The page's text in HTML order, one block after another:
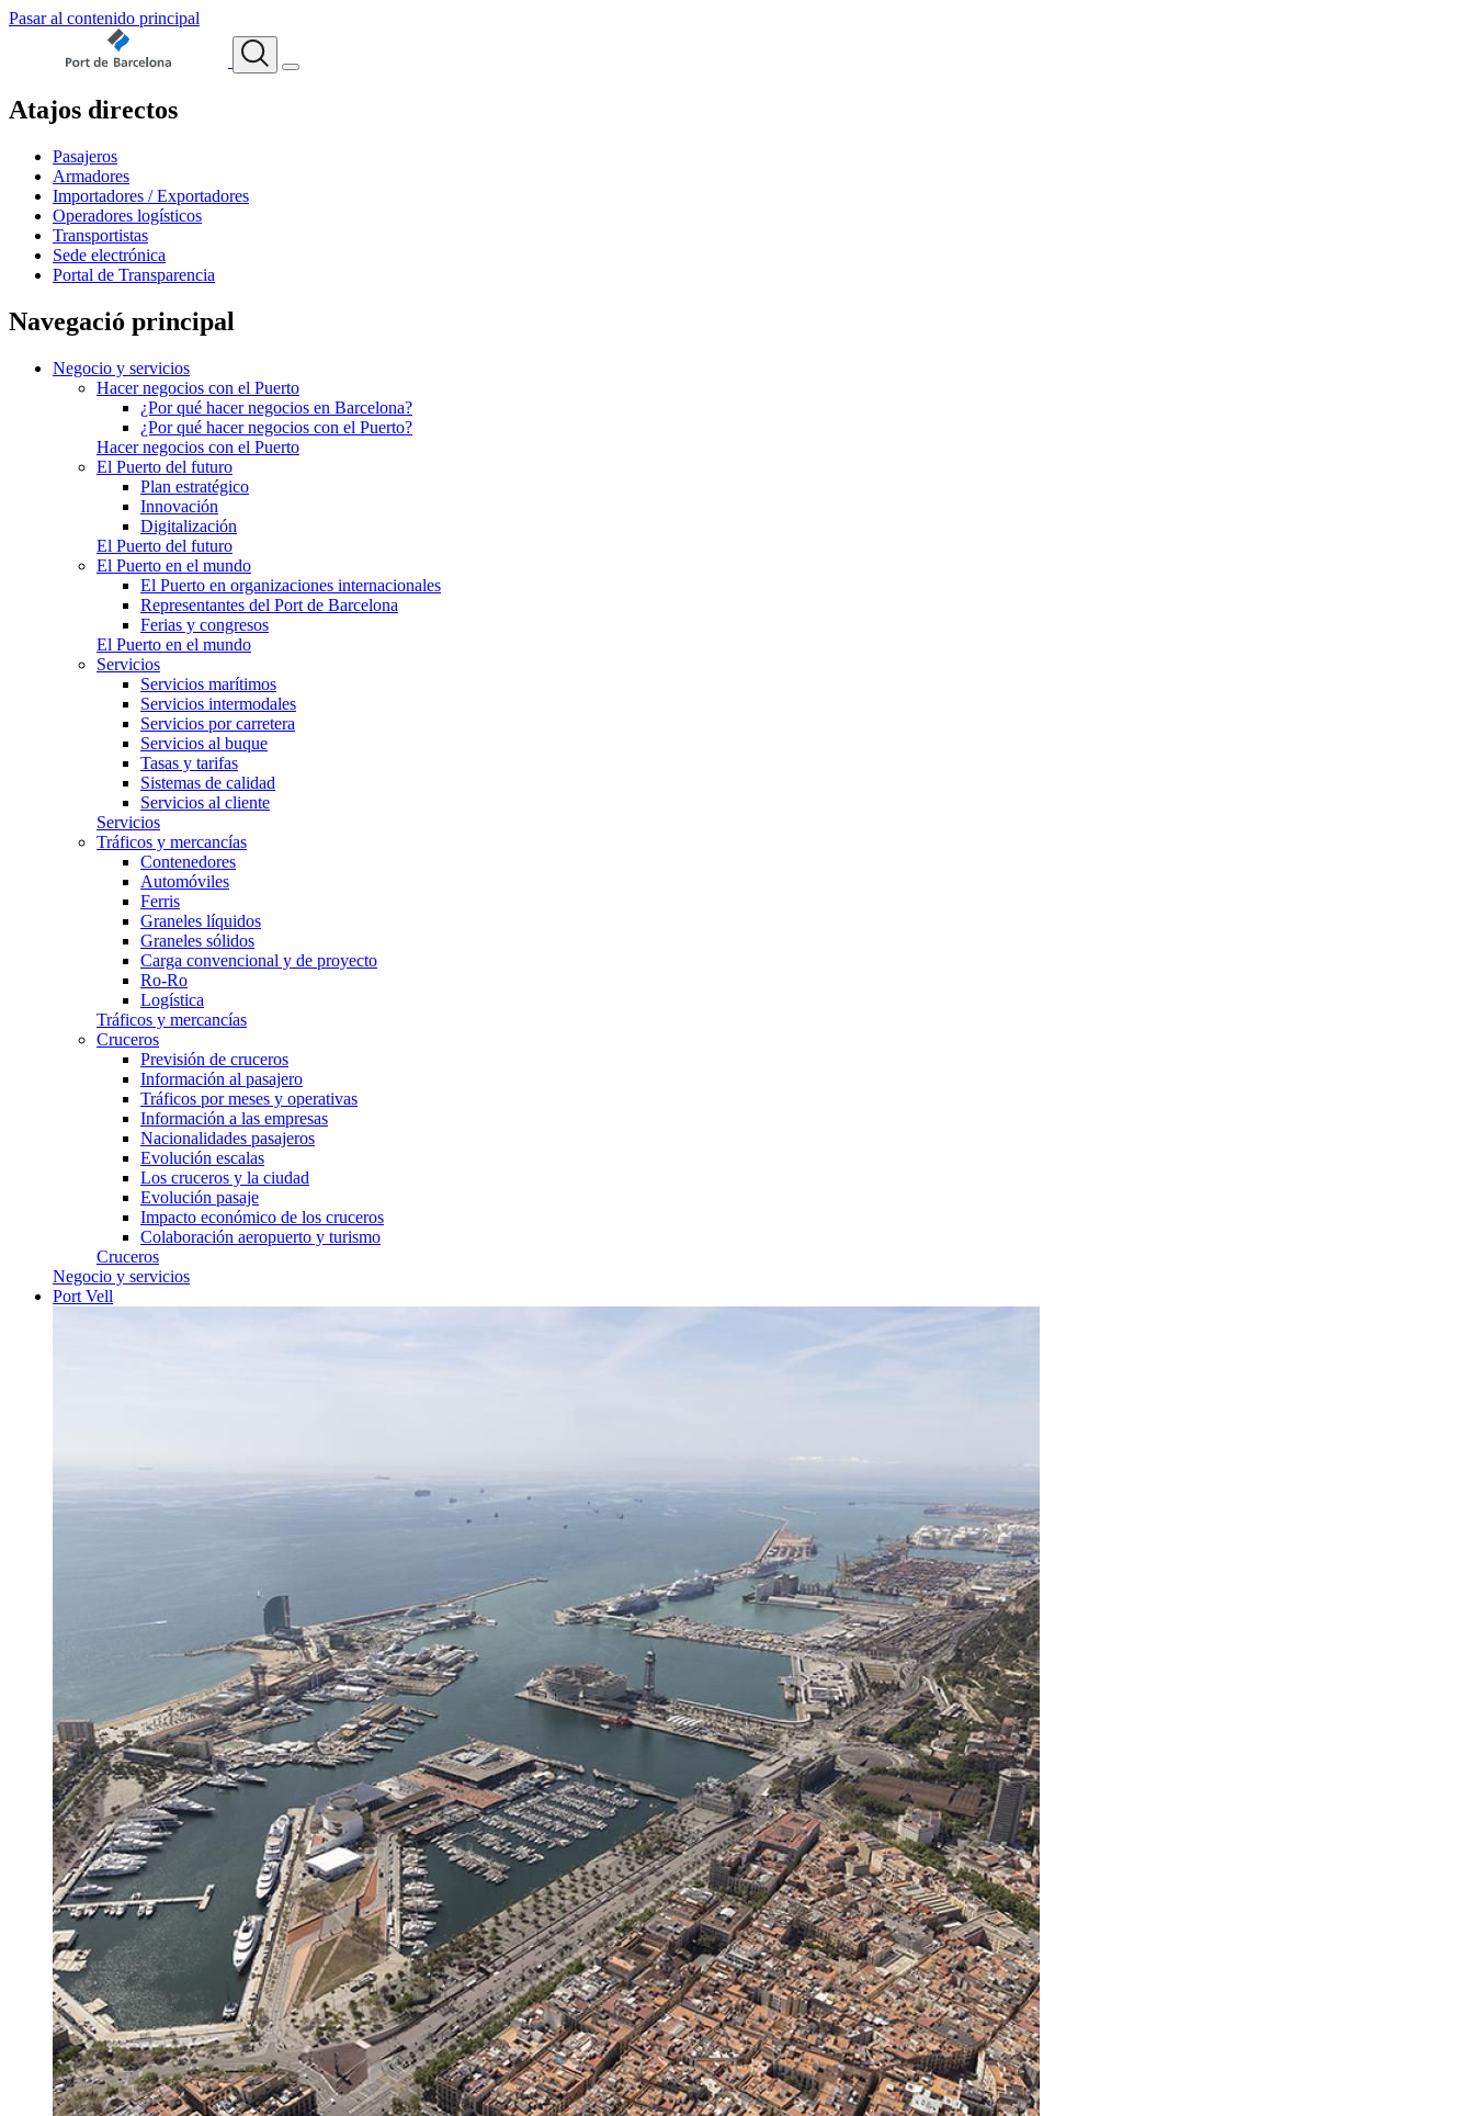
Pasar al contenido principal
Atajos directos
Pasajeros
Armadores
Importadores / Exportadores
Operadores logísticos
Transportistas
Sede electrónica
Portal de Transparencia
Navegació principal
Negocio y servicios
Hacer negocios con el Puerto
¿Por qué hacer negocios en Barcelona?
¿Por qué hacer negocios con el Puerto?
Hacer negocios con el Puerto
El Puerto del futuro
Plan estratégico
Innovación
Digitalización
El Puerto del futuro
El Puerto en el mundo
El Puerto en organizaciones internacionales
Representantes del Port de Barcelona
Ferias y congresos
El Puerto en el mundo
Servicios
Servicios marítimos
Servicios intermodales
Servicios por carretera
Servicios al buque
Tasas y tarifas
Sistemas de calidad
Servicios al cliente
Servicios
Tráficos y mercancías
Contenedores
Automóviles
Ferris
Graneles líquidos
Graneles sólidos
Carga convencional y de proyecto
Ro-Ro
Logística
Tráficos y mercancías
Cruceros
Previsión de cruceros
Información al pasajero
Tráficos por meses y operativas
Información a las empresas
Nacionalidades pasajeros
Evolución escalas
Los cruceros y la ciudad
Evolución pasaje
Impacto económico de los cruceros
Colaboración aeropuerto y turismo
Cruceros
Negocio y servicios
Port Vell